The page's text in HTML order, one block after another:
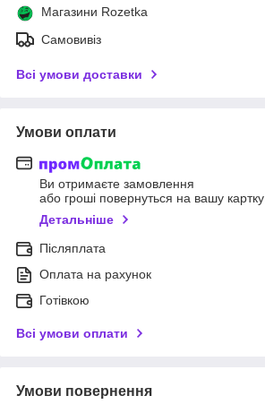
Магазини Rozetka
Самовивіз
Всі умови доставки
Умови оплати
Ви отримаєте замовлення
або гроші повернуться на вашу картку
Детальніше
Післяплата
Оплата на рахунок
Готівкою
Всі умови оплати
Умови повернення